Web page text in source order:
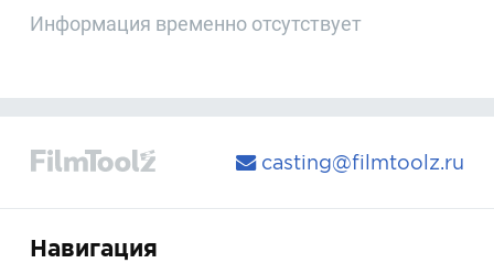
Информация временно отсутствует
casting@filmtoolz.ru
Навигация